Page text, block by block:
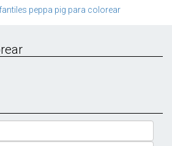
peppa pig para colorear